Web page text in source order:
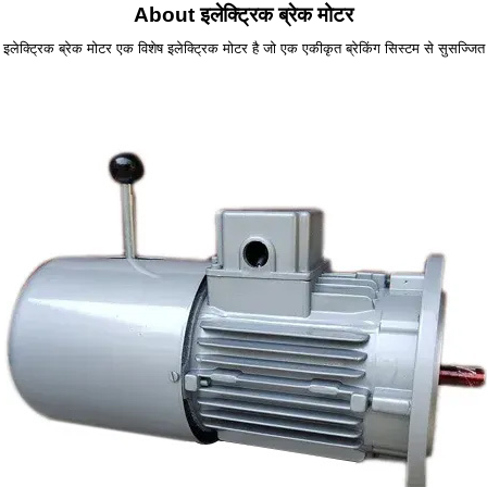
About इलेक्ट्रिक ब्रेक मोटर
ब्रेक मोटर एक विशेष इलेक्ट्रिक मोटर है जो एक एकीकृत ब्रेकिंग सिस्टम से